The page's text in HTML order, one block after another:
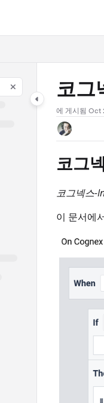
exploring further.
코그
에 게시됨 Oct
코그
코그넥스-
이 문서에